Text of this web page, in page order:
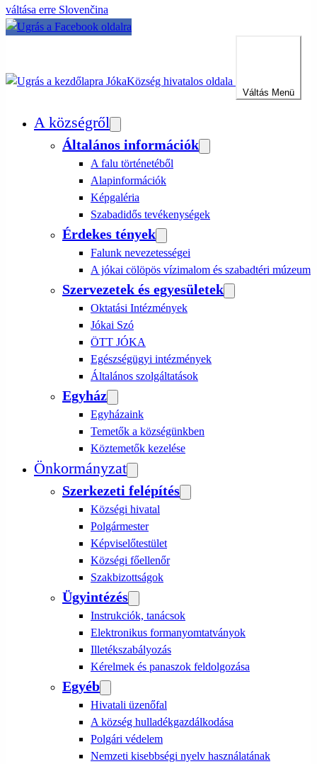
váltása erre Slovenčina
JókaKözség hivatalos oldala
Váltás Menü
A községről
Általános információk
A falu történetéből
Alapinformációk
Képgaléria
Szabadidős tevékenységek
Érdekes tények
Falunk nevezetességei
A jókai cölöpös vízimalom és szabadtéri múzeum
Szervezetek és egyesületek
Oktatási Intézmények
Jókai Szó
ÖTT JÓKA
Egészségügyi intézmények
Általános szolgáltatások
Egyház
Egyházaink
Temetők a községünkben
Köztemetők kezelése
Önkormányzat
Szerkezeti felépítés
Községi hivatal
Polgármester
Képviselőtestület
Községi főellenőr
Szakbizottságok
Ügyintézés
Instrukciók, tanácsok
Elektronikus formanyomtatványok
Illetékszabályozás
Kérelmek és panaszok feldolgozása
Egyéb
Hivatali üzenőfal
A község hulladékgazdálkodása
Polgári védelem
Nemzeti kisebbségi nyelv használatának